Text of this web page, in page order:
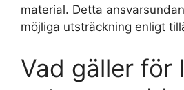
material. Detta
möjliga utsträckning enligt
Vad gäller för